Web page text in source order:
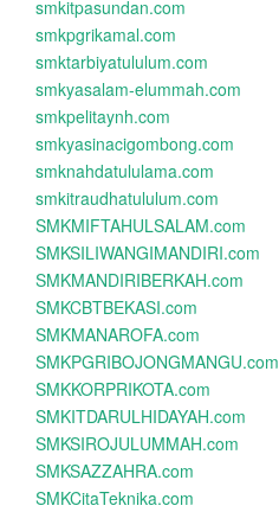
smkitpasundan.com
smkpgrikamal.com
smktarbiyatululum.com
smkyasalam-elummah.com
smkpelitaynh.com
smkyasinacigombong.com
smknahdatululama.com
smkitraudhatululum.com
SMKMIFTAHULSALAM.com
SMKSILIWANGIMANDIRI.com
SMKMANDIRIBERKAH.com
SMKCBTBEKASI.com
SMKMANAROFA.com
SMKPGRIBOJONGMANGU.com
SMKKORPRIKOTA.com
SMKITDARULHIDAYAH.com
SMKSIROJULUMMAH.com
SMKSAZZAHRA.com
SMKCitaTeknika.com